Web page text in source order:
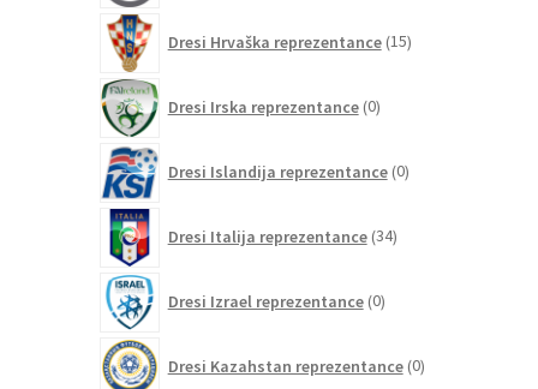
Dresi Hrvaška reprezentance 15izdelkov
Dresi Irska reprezentance 0izdelkov
Dresi Islandija reprezentance 0izdelkov
Dresi Italija reprezentance 34izdelkov
Dresi Izrael reprezentance 0izdelkov
Dresi Kazahstan reprezentance 0izdelkov